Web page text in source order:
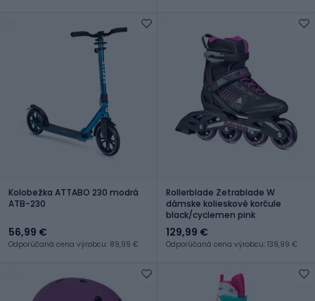
Kolobežka ATTABO 230 modrá
ATB-230
56,99 €
Odporúčaná cena výrobcu: 89,99 €
Rollerblade Zetrablade W
dámske kolieskové korčule
black/cyclemen pink
129,99 €
Odporúčaná cena výrobcu: 139,99 €